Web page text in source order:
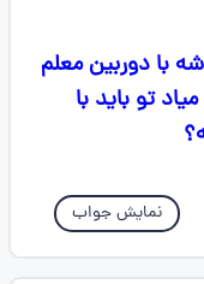
با دوربین معلم
تو باید با
نمایش جواب